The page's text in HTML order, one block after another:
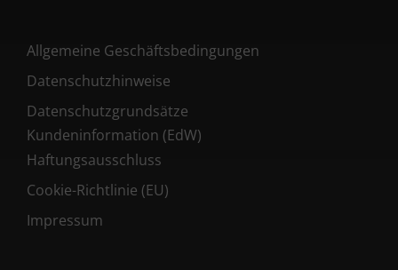
Allgemeine Geschäftsbedingungen
Datenschutzhinweise
Datenschutzgrundsätze
Kundeninformation (EdW)
Haftungsausschluss
Cookie-Richtlinie (EU)
Impressum